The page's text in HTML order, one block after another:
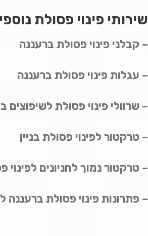
שירותי פינוי פסולת
– קבלני פינוי פסולת ברעננה
– עגלות פינוי פסולת ברעננה
– שרוולי פינוי פסולת לשיפוצים
– טרקטור לפינוי פסולת בניין
– טרקטור נמוך לחניונים לפינוי
– פתרונות פינוי פסולת ברעננה